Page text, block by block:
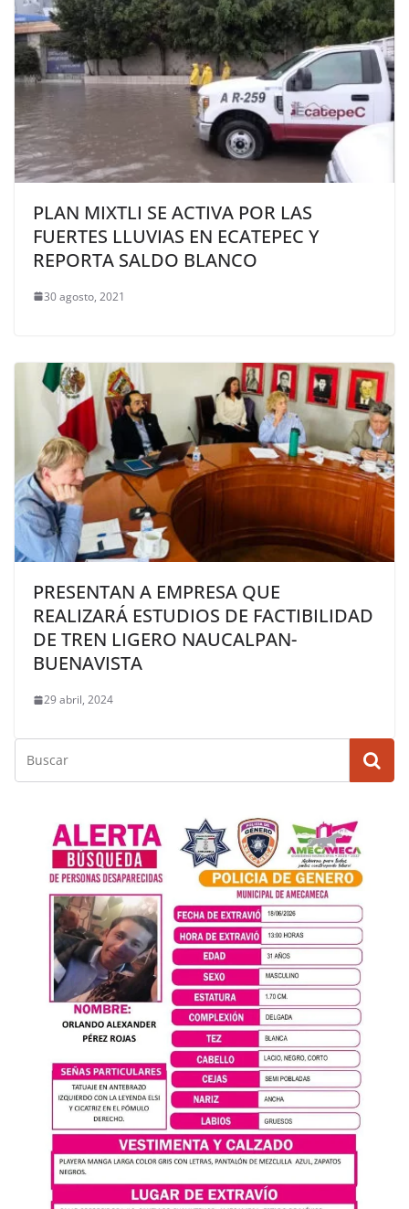
PLAN MIXTLI SE ACTIVA POR LAS
FUERTES LLUVIAS EN ECATEPEC Y
REPORTA SALDO BLANCO
30 agosto, 2021
PRESENTAN A EMPRESA QUE
REALIZARÁ ESTUDIOS DE FACTIBILIDAD
DE TREN LIGERO NAUCALPAN-
BUENAVISTA
29 abril, 2024